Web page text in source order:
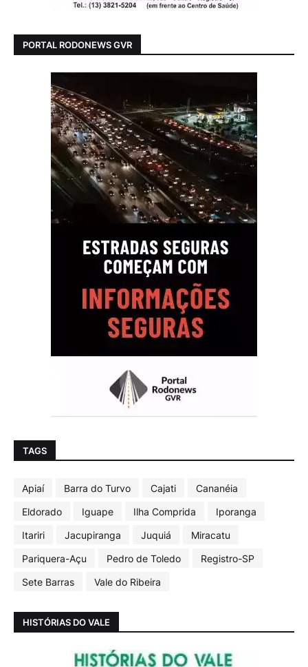
PORTAL RODONEWS GVR
TAGS
Apiaí Barra do Turvo Cajati
Cananéia
Eldorado
Iguape Ilha Comprida
Iporanga
Itariri
Jacupiranga Juquiá
Miracatu
Pariquera-Açu
Pedro de Toledo
Registro-SP
Sete Barras
Vale do Ribeira
HISTÓRIAS DO VALE